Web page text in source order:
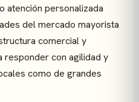
atención personalizada
del mercado mayorista
comercial y
responder con agilidad y
como de grandes